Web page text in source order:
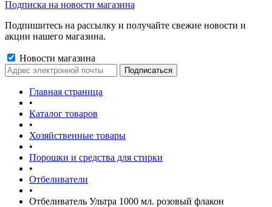
Подписка на новости магазина
Подпишитесь на рассылку и получайте свежие новости и
акции нашего магазина.
Новости магазина
Главная страница
•
Каталог товаров
•
Хозяйственные товары
•
Порошки и средства для стирки
•
Отбеливатели
•
Отбеливатель Ультра 1000 мл. розовый флакон